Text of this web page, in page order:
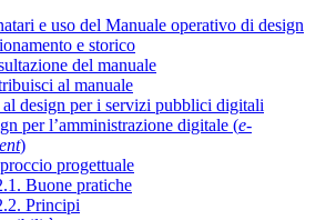
e uso del Manuale operativo di design
e storico
del manuale
al manuale
design per i servizi pubblici digitali
per l’amministrazione digitale (e-
)
progettuale
Buone pratiche
Principi